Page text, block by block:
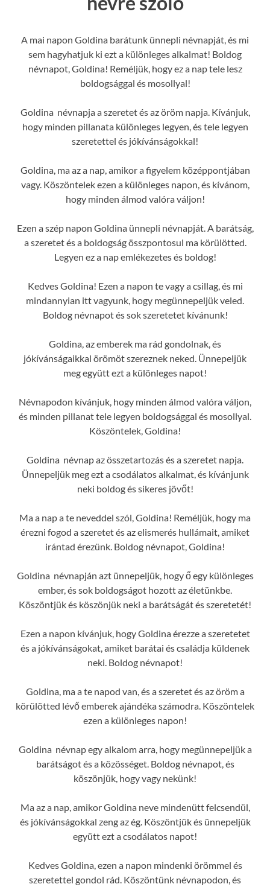
A mai napon Goldina barátunk ünnepli névnapját, és mi
sem hagyhatjuk ki ezt a különleges alkalmat! Boldog
névnapot, Goldina! Reméljük, hogy ez a nap tele lesz
boldogsággal és mosollyal!
Goldina névnapja a szeretet és az öröm napja. Kívánjuk,
hogy minden pillanata különleges legyen, és tele legyen
szeretettel és jókívánságokkal!
Goldina, ma az a nap, amikor a figyelem középpontjában
vagy. Köszöntelek ezen a különleges napon, és kívánom,
hogy minden álmod valóra váljon!
Ezen a szép napon Goldina ünnepli névnapját. A barátság,
a szeretet és a boldogság összpontosul ma körülötted.
Legyen ez a nap emlékezetes és boldog!
Kedves Goldina! Ezen a napon te vagy a csillag, és mi
mindannyian itt vagyunk, hogy megünnepeljük veled.
Boldog névnapot és sok szeretetet kívánunk!
Goldina, az emberek ma rád gondolnak, és
jókívánságaikkal örömöt szereznek neked. Ünnepeljük
meg együtt ezt a különleges napot!
Névnapodon kívánjuk, hogy minden álmod valóra váljon,
és minden pillanat tele legyen boldogsággal és mosollyal.
Köszöntelek, Goldina!
Goldina névnap az összetartozás és a szeretet napja.
Ünnepeljük meg ezt a csodálatos alkalmat, és kívánjunk
neki boldog és sikeres jövőt!
Ma a nap a te neveddel szól, Goldina! Reméljük, hogy ma
érezni fogod a szeretet és az elismerés hullámait, amiket
irántad érezünk. Boldog névnapot, Goldina!
Goldina névnapján azt ünnepeljük, hogy ő egy különleges
ember, és sok boldogságot hozott az életünkbe.
Köszöntjük és köszönjük neki a barátságát és szeretetét!
Ezen a napon kívánjuk, hogy Goldina érezze a szeretetet
és a jókívánságokat, amiket barátai és családja küldenek
neki. Boldog névnapot!
Goldina, ma a te napod van, és a szeretet és az öröm a
körülötted lévő emberek ajándéka számodra. Köszöntelek
ezen a különleges napon!
Goldina névnap egy alkalom arra, hogy megünnepeljük a
barátságot és a közösséget. Boldog névnapot, és
köszönjük, hogy vagy nekünk!
Ma az a nap, amikor Goldina neve mindenütt felcsendül,
és jókívánságokkal zeng az ég. Köszöntjük és ünnepeljük
együtt ezt a csodálatos napot!
Kedves Goldina, ezen a napon mindenki örömmel és
szeretettel gondol rád. Köszöntünk névnapodon, és